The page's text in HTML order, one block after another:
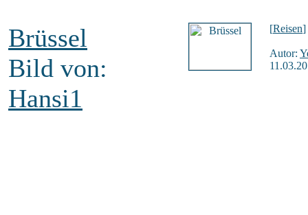
Brüssel
Bild von:
Hansi1
[Reisen]
Autor: